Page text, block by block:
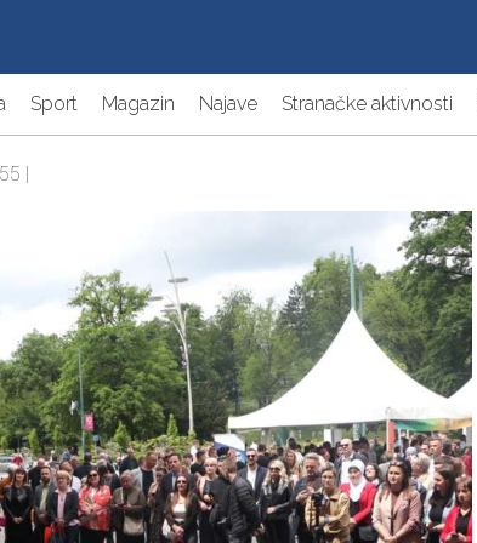
Sport Magazin Najave Stranačke aktivnosti
|